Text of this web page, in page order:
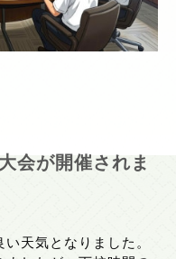
会が開催されま
天気となりました。